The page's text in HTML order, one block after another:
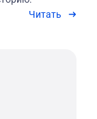
Читать